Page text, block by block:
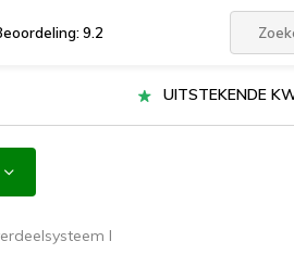
9.2
UITSTEKENDE
I